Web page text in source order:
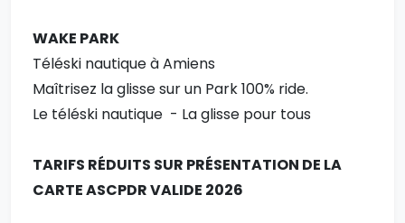
WAKE PARK
Téléski nautique à Amiens
Maîtrisez la glisse sur un Park 100% ride.
Le téléski nautique - La glisse pour tous
TARIFS RÉDUITS SUR PRÉSENTATION DE LA
CARTE ASCPDR VALIDE 2026